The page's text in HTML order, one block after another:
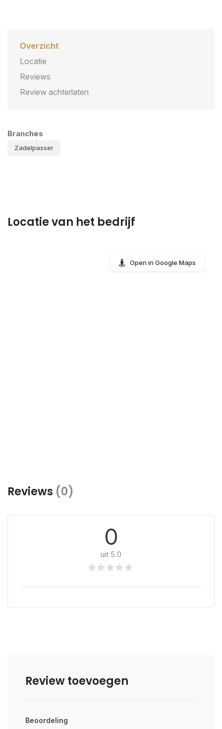
Overzicht
Locatie
Reviews
Review achterlaten
Branches
Zadelpasser
Locatie van het bedrijf
Open in Google Maps
Reviews (0)
0
uit 5.0
Review toevoegen
Beoordeling